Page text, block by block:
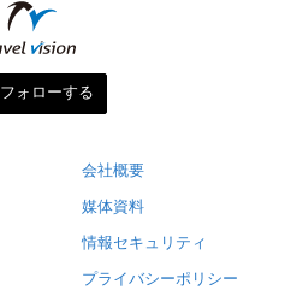
フォローする
会社概要
媒体資料
情報セキュリティ
プライバシーポリシー